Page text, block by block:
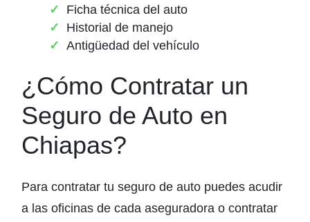
Ficha técnica del auto
Historial de manejo
Antigüedad del vehículo
¿Cómo Contratar un
Seguro de Auto en
Chiapas?
Para contratar tu seguro de auto puedes acudir
a las oficinas de cada aseguradora o contratar